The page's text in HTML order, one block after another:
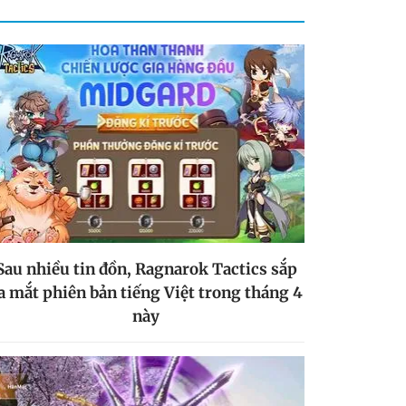
nhiều tin đồn, Ragnarok Tactics sắp
mắt phiên bản tiếng Việt trong tháng 4
này